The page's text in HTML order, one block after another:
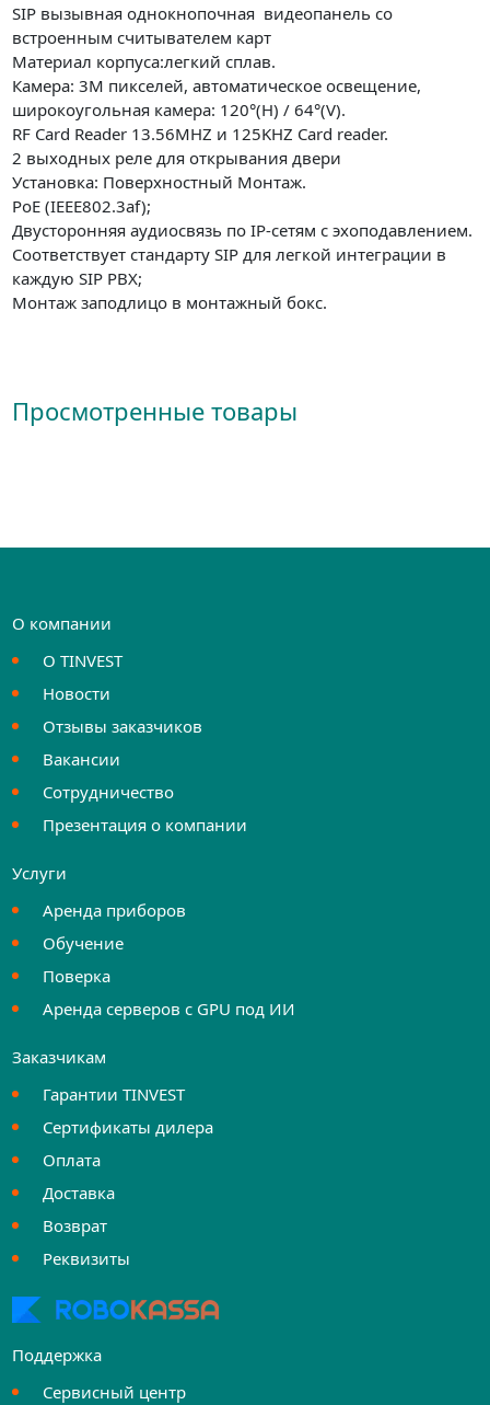
SIP вызывная однокнопочная видеопанель со
встроенным считывателем карт
Материал корпуса:легкий сплав.
Камера: 3M пикселей, автоматическое освещение,
широкоугольная камера: 120°(H) / 64°(V).
RF Card Reader 13.56MHZ и 125KHZ Card reader.
2 выходных реле для открывания двери
Установка: Поверхностный Монтаж.
PoE (IEEE802.3af);
Двусторонняя аудиосвязь по IP-сетям с эхоподавлением.
Соответствует стандарту SIP для легкой интеграции в
каждую SIP PBX;
Монтаж заподлицо в монтажный бокс.
Просмотренные товары
О компании
О TINVEST
Новости
Отзывы заказчиков
Вакансии
Сотрудничество
Презентация о компании
Услуги
Аренда приборов
Обучение
Поверка
Аренда серверов с GPU под ИИ
Заказчикам
Гарантии TINVEST
Сертификаты дилера
Оплата
Доставка
Возврат
Реквизиты
Поддержка
Сервисный центр